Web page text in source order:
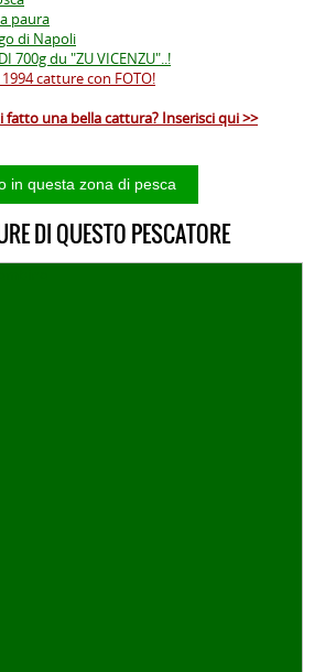
paura
di Napoli
700g du "ZU VICENZU"..!
catture con FOTO!
fatto una bella cattura? Inserisci qui >>
DI QUESTO PESCATORE